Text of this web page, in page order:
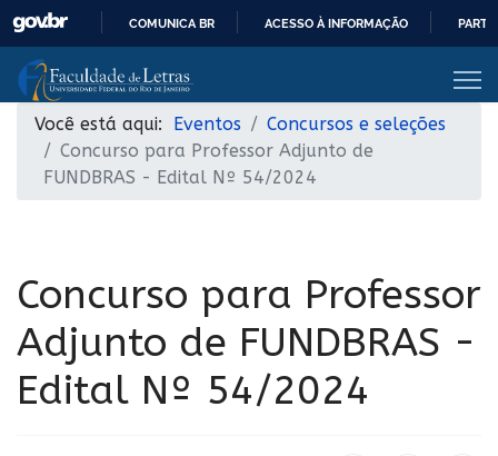
O
COMUNICA BR ACESSO À INFORMAÇÃO
Você está aqui: Eventos
Concursos e seleções
Concurso para Professor Adjunto de
FUNDBRAS - Edital Nº 54/2024
Concurso para Professor
Adjunto de FUNDBRAS -
Edital Nº 54/2024